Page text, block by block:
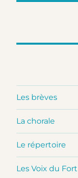
Les brèves
La chorale
Le répertoire
Les Voix du Fort